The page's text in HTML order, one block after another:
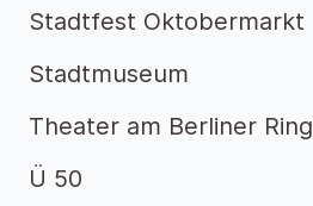
Stadtfest Oktobermarkt
Stadtmuseum
Theater am Berliner Ring
Ü 50